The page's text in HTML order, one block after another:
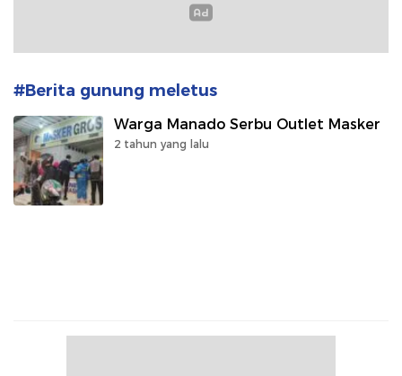
#Berita gunung meletus
Warga Manado Serbu Outlet Masker
2 tahun yang lalu